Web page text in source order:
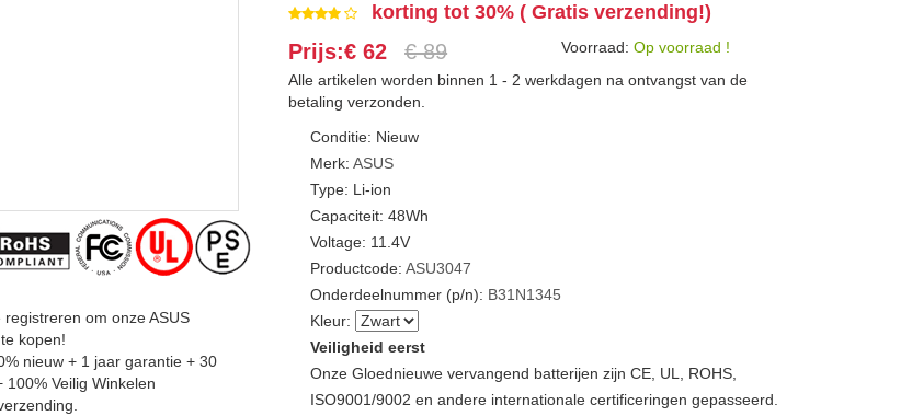
om onze ASUS
kopen!
nieuw + 1 jaar garantie + 30
Veilig Winkelen
korting tot 30% ( Gratis verzending!)
Prijs:€ 62 € 89 Voorraad: Op voorraad !
Alle artikelen worden binnen 1 - 2 werkdagen na ontvangst van de
betaling verzonden.
Conditie: Nieuw
Merk:ASUS
Type: Li-ion
Capaciteit: 48Wh
Voltage: 11.4V
Productcode:ASU3047
Onderdeelnummer (p/n): B31N1345
Kleur:
Veiligheid eerst
Onze Gloednieuwe vervangend batterijen zijn CE, UL, ROHS,
ISO9001/9002 en andere internationale certificeringen gepasseerd.